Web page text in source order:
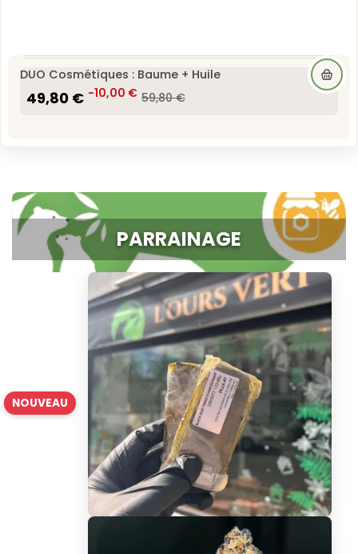
DUO Cosmétiques : Baume + Huile
49,80 € -10,00 € 59,80 €
PARRAINAGE
NOUVEAU